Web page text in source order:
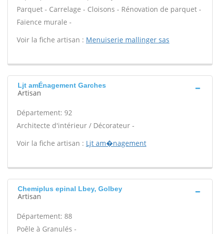
Parquet - Carrelage - Cloisons - Rénovation de parquet -
Faïence murale -
Voir la fiche artisan : Menuiserie mallinger sas
Ljt amÉnagement Garches
Artisan
Département: 92
Architecte d'intérieur / Décorateur -
Voir la fiche artisan : Ljt am�nagement
Chemiplus epinal Lbey, Golbey
Artisan
Département: 88
Poêle à Granulés -